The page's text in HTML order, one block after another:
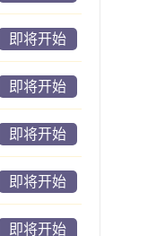
即将开始
即将开始
即将开始
即将开始
即将开始